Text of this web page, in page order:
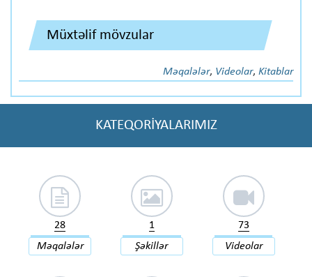
Müxtəlif mövzular
Məqalələr, Videolar, Kitablar
KATEQORİYALARIMIZ
28
Məqalələr
1
Şəkillər
73
Videolar